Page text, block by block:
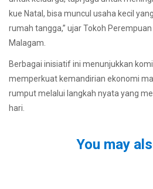
kue Natal, bisa muncul usaha kecil
rumah tangga,” ujar Tokoh
Malagam.
Berbagai inisiatif ini menunjukkan
memperkuat kemandirian ekonomi
rumput melalui langkah nyata yang
hari.
You may